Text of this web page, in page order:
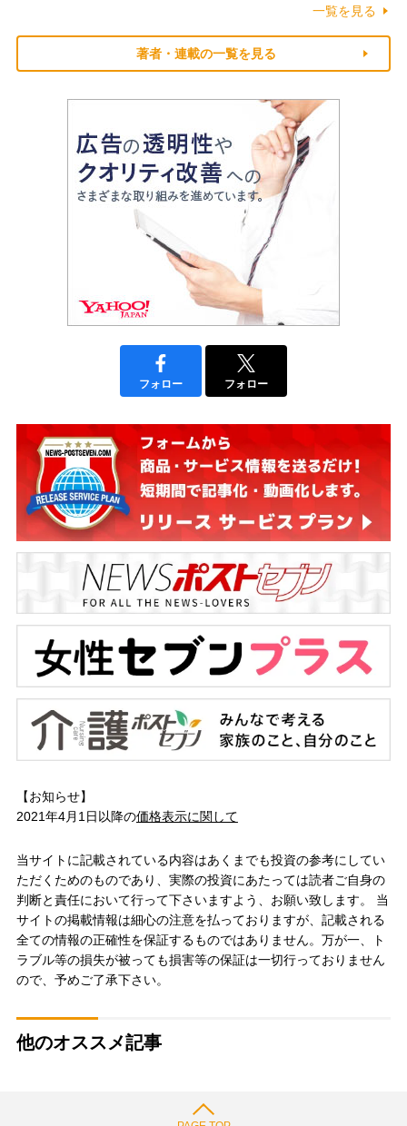
一覧を見る
著者・連載の一覧を見る
フォロー フォロー
【お知らせ】
2021年4月1日以降の価格表示に関して
当サイトに記載されている内容はあくまでも投資の参考にしてい
ただくためのものであり、実際の投資にあたっては読者ご自身の
判断と責任において行って下さいますよう、お願い致します。 当
サイトの掲載情報は細心の注意を払っておりますが、記載される
全ての情報の正確性を保証するものではありません。万が一、ト
ラブル等の損失が被っても損害等の保証は一切行っておりません
ので、予めご了承下さい。
他のオススメ記事